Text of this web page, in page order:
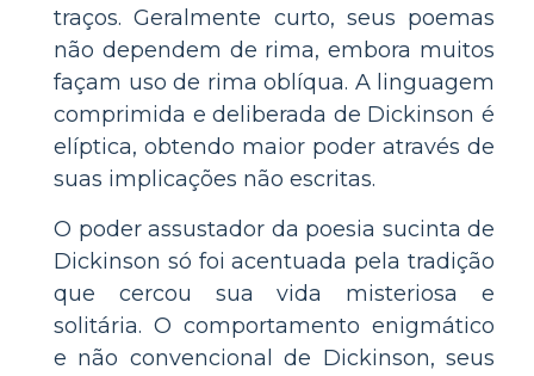
traços. Geralmente curto, seus poemas
não dependem de rima, embora muitos
façam uso de rima oblíqua. A linguagem
comprimida e deliberada de Dickinson é
elíptica, obtendo maior poder através de
suas implicações não escritas.
O poder assustador da poesia sucinta de
Dickinson só foi acentuada pela tradição
que cercou sua vida misteriosa e
solitária. O comportamento enigmático
e não convencional de Dickinson, seus